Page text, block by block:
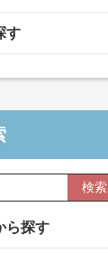
す
検索
ら探す